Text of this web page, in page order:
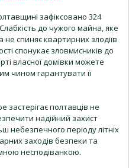
зафіксовано 324
до чужого майна, яке
спиняє квартирних злодіїв
спонукає зловмисників до
власної домівки можете
чином гарантувати її
полтавців не
надійний захист
небезпечного періоду літніх
заходів безпеки та
несподіванкою.